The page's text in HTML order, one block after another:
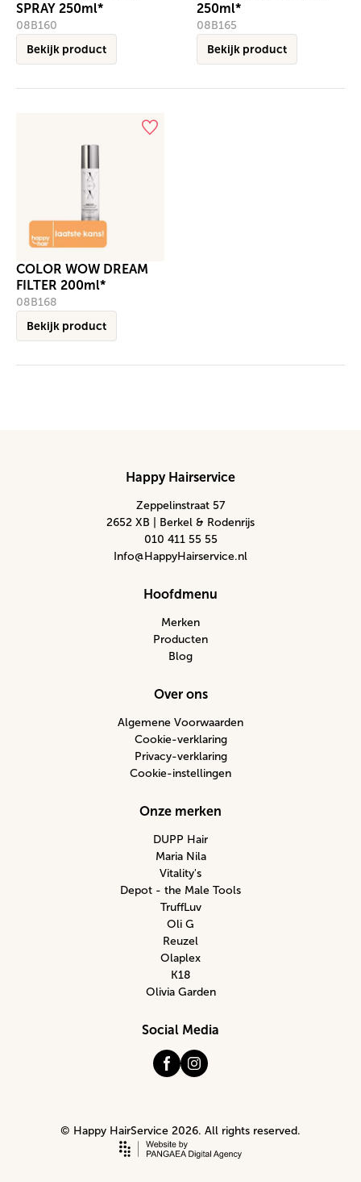
SPRAY 250ml*
08B160
Bekijk product
250ml*
08B165
Bekijk product
COLOR WOW DREAM
FILTER 200ml*
08B168
Bekijk product
Happy Hairservice
Zeppelinstraat 57
2652 XB | Berkel & Rodenrijs
010 411 55 55
Info@HappyHairservice.nl
Hoofdmenu
Merken
Producten
Blog
Over ons
Algemene Voorwaarden
Cookie-verklaring
Privacy-verklaring
Cookie-instellingen
Onze merken
DUPP Hair
Maria Nila
Vitality's
Depot - the Male Tools
TruffLuv
Oli G
Reuzel
Olaplex
K18
Olivia Garden
Social Media
© Happy HairService 2026. All rights reserved.